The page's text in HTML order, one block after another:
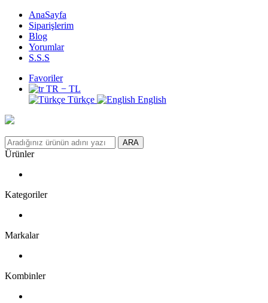
AnaSayfa
Siparişlerim
Blog
Yorumlar
S.S.S
Favoriler
TR − TL
Türkçe
English
ARA
Ürünler
Kategoriler
Markalar
Kombinler